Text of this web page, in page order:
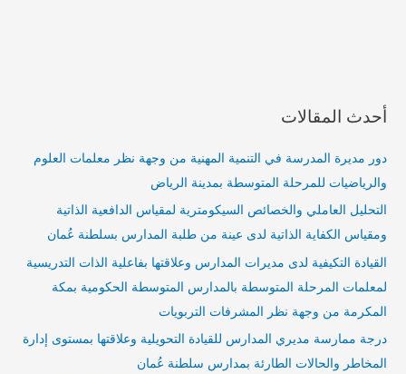
أحدث المقالات
دور مديرة المدرسة في التنمية المهنية من وجهة نظر معلمات العلوم
والرياضيات للمرحلة المتوسطة بمدينة الرياض
التحليل العاملي والخصائص السيكومترية لمقياس الدافعية الذاتية
ومقياس الكفاية الذاتية لدى عينة من طلبة المدارس بسلطنة عُمان
القيادة التكيفية لدى مديرات المدارس وعلاقتها بفاعلية الذات التدريسية
لمعلمات المرحلة المتوسطة بالمدارس المتوسطة الحكومية بمكة
المكرمة من وجهة نظر المشرفات التربويات
درجة ممارسة مديري المدارس للقيادة التحويلية وعلاقتها بمستوى إدارة
المخاطر والحالات الطارئة بمدارس سلطنة عُمان